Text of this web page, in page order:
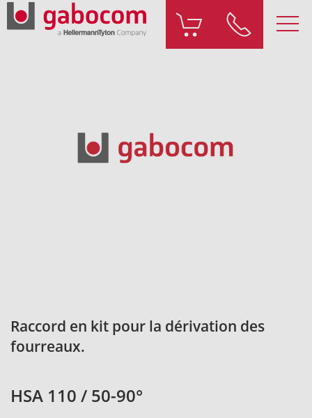
Raccord en kit pour la dérivation des
fourreaux.
HSA 110 / 50-90°